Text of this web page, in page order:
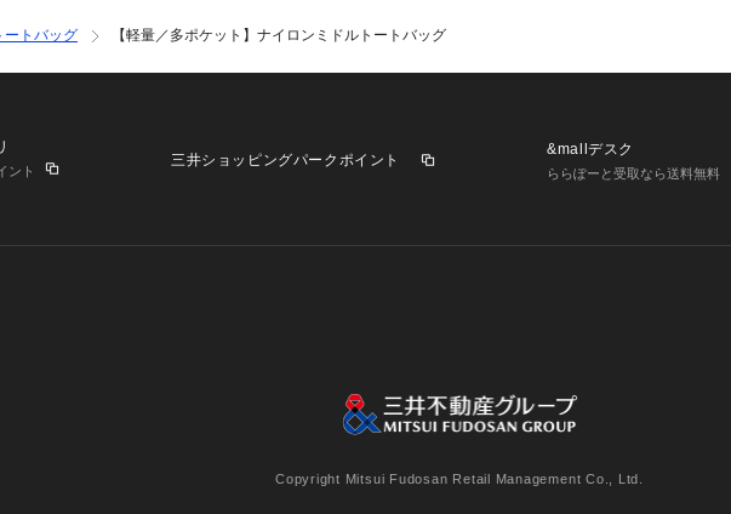
ートバッグ 【軽量／多ポケット】ナイロンミドルトートバッグ
ント
三井ショッピングパークポイント
&mallデスク
ららぽーと受取なら送料無料
個人情報保護方針 個人情報の取り扱いについて
Copyright Mitsui Fudosan Retail Management Co., Ltd.